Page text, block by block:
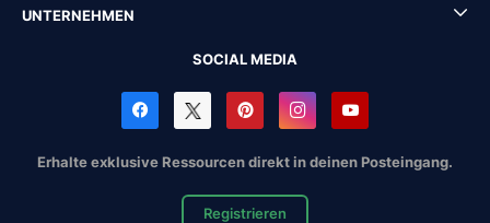
UNTERNEHMEN
SOCIAL MEDIA
Erhalte exklusive Ressourcen direkt in deinen Posteingang.
Registrieren